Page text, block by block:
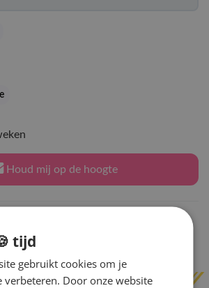
Houd mij op de hoogte
binnen 2 werkdagen
tijd
gebruikt cookies om je
verbeteren. Door onze website